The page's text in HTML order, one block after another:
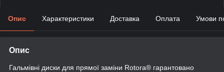
Опис Характеристики Доставка Оплата Умови
Опис
Гальмівні диски для прямої заміни Rotora® гарантовано